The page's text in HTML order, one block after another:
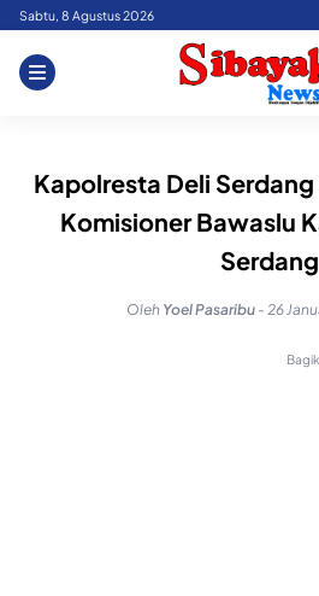
Skip
content
Sabtu, 8 Agustus 2026
Kapolresta Deli
Komisioner Bawaslu
Serdang
Oleh Yoel Pasaribu - 26